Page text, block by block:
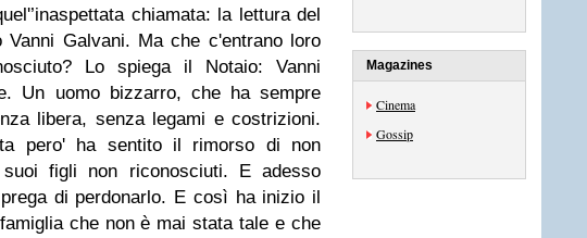
chiamata: la lettura del
Galvani. Ma che c'entrano loro
Lo spiega il Notaio: Vanni
Un uomo bizzarro, che ha sempre
libera, senza legami e costrizioni.
pero' ha sentito il rimorso di non
figli non riconosciuti. E adesso
di perdonarlo. E così ha inizio il
che non è mai stata tale e che
Magazines
Cinema
Gossip